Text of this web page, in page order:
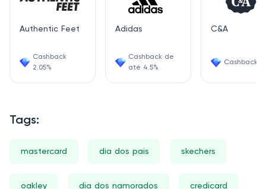
Authentic Feet
Cashback
2.05%
Adidas
Cashback de
até 4.5%
C&A
Cashback
Tags:
mastercard dia dos pais skechers
oakley dia dos namorados credicard